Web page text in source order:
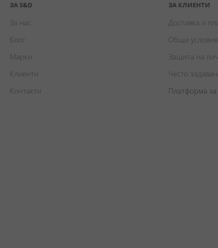
ЗА S&D
За нас
Блог
Марки
Клиенти
Контакти
ЗА КЛИЕНТИ
Доставка и
Общи условия
Защита на
Често
Платформа